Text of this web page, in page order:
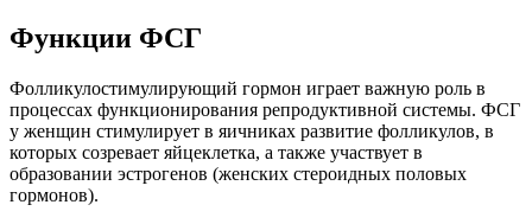
Функции ФСГ
Фолликулостимулирующий гормон играет важную роль в
процессах функционирования репродуктивной системы. ФСГ
у женщин стимулирует в яичниках развитие фолликулов, в
которых созревает яйцеклетка, а также участвует в
образовании эстрогенов (женских стероидных половых
гормонов).